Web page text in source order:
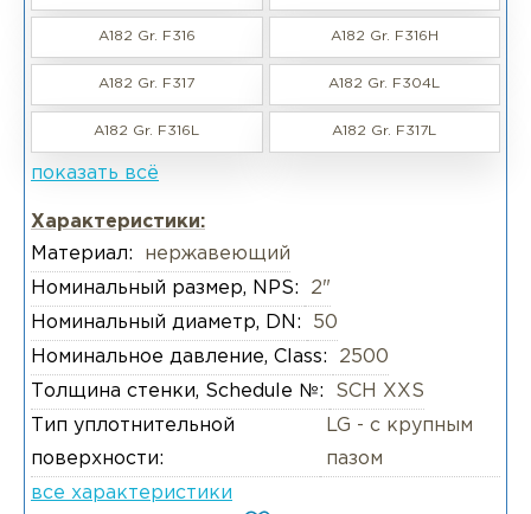
A182 Gr. F316 A182 Gr. F316H
A182 Gr. F317 A182 Gr. F304L
A182 Gr. F316L A182 Gr. F317L
показать всё
Характеристики:
Материал:
нержавеющий
Номинальный размер, NPS:
2"
Номинальный диаметр, DN:
50
Номинальное давление, Class:
2500
Толщина стенки, Schedule №:
SCH XXS
Тип уплотнительной
поверхности:
LG - с крупным
пазом
все характеристики